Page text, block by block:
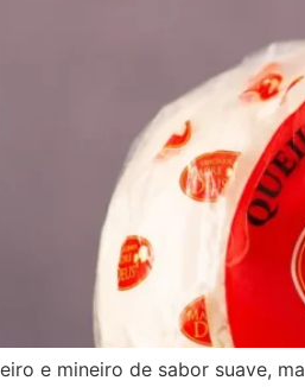
e mineiro de sabor suave,